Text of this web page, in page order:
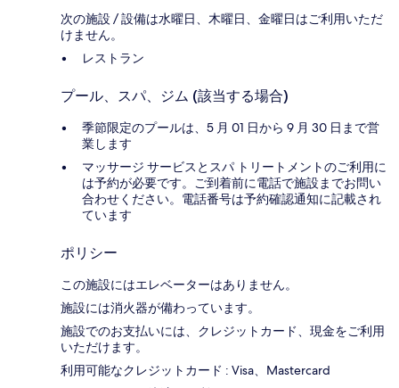
次の施設 / 設備は水曜日、木曜日、金曜日はご利用いただ
けません。
レストラン
プール、スパ、ジム (該当する場合)
季節限定のプールは、5 月 01 日から 9 月 30 日まで営
業します
マッサージ サービスとスパ トリートメントのご利用に
は予約が必要です。ご到着前に電話で施設までお問い
合わせください。電話番号は予約確認通知に記載され
ています
ポリシー
この施設にはエレベーターはありません。
施設には消火器が備わっています。
施設でのお支払いには、クレジットカード、現金をご利用
いただけます。
利用可能なクレジットカード : Visa、Mastercard